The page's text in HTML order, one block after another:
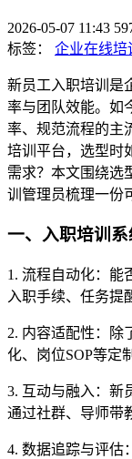
2026-05-07 11:43
标签：
企业在线培
新员工入职培训是
率与团队效能。如
率、规范流程的主
培训平台，选型时
需求？本文围绕选
训管理员梳理一份
一、入职培训
1. 流程自动化：能
入职手续、任务提
2. 内容适配性：除
化、岗位SOP等定
3. 互动与融入：新
通过社群、导师带
4. 数据追踪与评估